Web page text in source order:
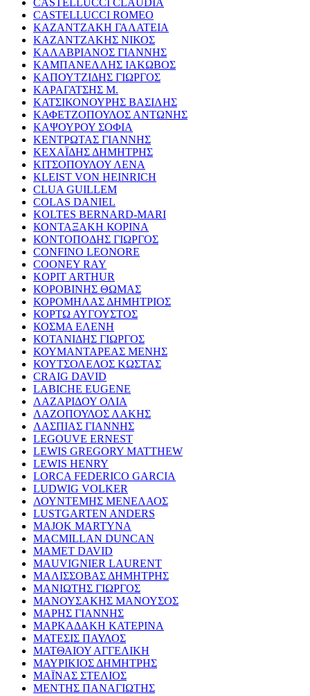
CASTELLUCCI ROMEO
ΚΑΖΑΝΤΖΑΚΗ ΓΑΛΑΤΕΙΑ
ΚΑΖΑΝΤΖΑΚΗΣ ΝΙΚΟΣ
ΚΑΛΑΒΡΙΑΝΟΣ ΓΙΑΝΝΗΣ
ΚΑΜΠΑΝΕΛΛΗΣ ΙΑΚΩΒΟΣ
ΚΑΠΟΥΤΖΙΔΗΣ ΓΙΩΡΓΟΣ
ΚΑΡΑΓΑΤΣΗΣ Μ.
ΚΑΤΣΙΚΟΝΟΥΡΗΣ ΒΑΣΙΛΗΣ
ΚΑΦΕΤΖΟΠΟΥΛΟΣ ΑΝΤΩΝΗΣ
ΚΑΨΟΥΡΟΥ ΣΟΦΙΑ
ΚΕΝΤΡΩΤΑΣ ΓΙΑΝΝΗΣ
ΚΕΧΑΪΔΗΣ ΔΗΜΗΤΡΗΣ
ΚΙΤΣΟΠΟΥΛΟΥ ΛΕΝΑ
KLEIST VON HEINRICH
CLUA GUILLEM
COLAS DANIEL
KOLTES BERNARD-MARI
ΚΟΝΤΑΞΑΚΗ ΚΟΡΙΝΑ
ΚΟΝΤΟΠΟΔΗΣ ΓΙΩΡΓΟΣ
CONFINO LEONORE
COONEY RAY
KOPIT ARTHUR
ΚΟΡΟΒΙΝΗΣ ΘΩΜΑΣ
ΚΟΡΟΜΗΛΑΣ ΔΗΜΗΤΡΙΟΣ
ΚΟΡΤΩ ΑΥΓΟΥΣΤΟΣ
ΚΟΣΜΑ ΕΛΕΝΗ
ΚΟΤΑΝΙΔΗΣ ΓΙΩΡΓΟΣ
ΚΟΥΜΑΝΤΑΡΕΑΣ ΜΕΝΗΣ
ΚΟΥΤΣΟΛΕΛΟΣ ΚΩΣΤΑΣ
CRAIG DAVID
LABICHE EUGENE
ΛΑΖΑΡΙΔΟΥ ΟΛΙΑ
ΛΑΖΟΠΟΥΛΟΣ ΛΑΚΗΣ
ΛΑΣΠΙΑΣ ΓΙΑΝΝΗΣ
LEGOUVE ERNEST
LEWIS GREGORY MATTHEW
LEWIS HENRY
LORCA FEDERICO GARCIA
LUDWIG VOLKER
ΛΟΥΝΤΕΜΗΣ ΜΕΝΕΛΑΟΣ
LUSTGARTEN ANDERS
MAJOK MARTYNA
MACMILLAN DUNCAN
MAMET DAVID
MAUVIGNIER LAURENT
ΜΑΛΙΣΣΟΒΑΣ ΔΗΜΗΤΡΗΣ
ΜΑΝΙΩΤΗΣ ΓΙΩΡΓΟΣ
ΜΑΝΟΥΣΑΚΗΣ ΜΑΝΟΥΣΟΣ
ΜΑΡΗΣ ΓΙΑΝΝΗΣ
ΜΑΡΚΑΔΑΚΗ ΚΑΤΕΡΙΝΑ
ΜΑΤΕΣΙΣ ΠΑΥΛΟΣ
ΜΑΤΘΑΙΟΥ ΑΓΓΕΛΙΚΗ
ΜΑΥΡΙΚΙΟΣ ΔΗΜΗΤΡΗΣ
ΜΑΪΝΑΣ ΣΤΕΛΙΟΣ
ΜΕΝΤΗΣ ΠΑΝΑΓΙΩΤΗΣ